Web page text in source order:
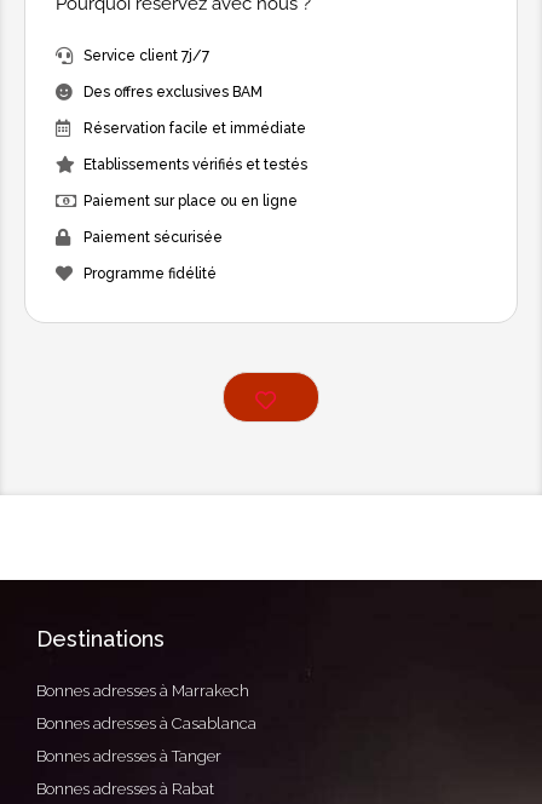
Service client 7j/7
Des offres exclusives BAM
Réservation facile et immédiate
Etablissements vérifiés et testés
Paiement sur place ou en ligne
Paiement sécurisée
Programme fidélité
Destinations
Bonnes adresses à Marrakech
Bonnes adresses à Casablanca
Bonnes adresses à Tanger
Bonnes adresses à Rabat